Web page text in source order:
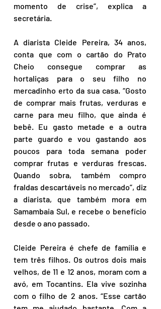
momento de crise”, explica a
secretária.
A diarista Cleide Pereira, 34 anos,
conta que com o cartão do Prato
Cheio consegue comprar as
hortaliças para o seu filho no
mercadinho erto da sua casa. “Gosto
de comprar mais frutas, verduras e
carne para meu filho, que ainda é
bebê. Eu gasto metade e a outra
parte guardo e vou gastando aos
poucos para toda semana poder
comprar frutas e verduras frescas.
Quando sobra, também compro
fraldas descartáveis no mercado”, diz
a diarista, que também mora em
Samambaia Sul, e recebe o benefício
desde o ano passado.
Cleide Pereira é chefe de família e
tem três filhos. Os outros dois mais
velhos, de 11 e 12 anos, moram com a
avó, em Tocantins. Ela vive sozinha
com o filho de 2 anos. “Esse cartão